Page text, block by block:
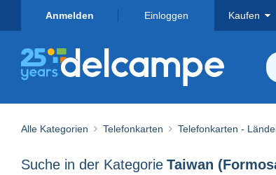
Anmelden Einloggen Kaufen
Alle Kategorien Telefonkarten Telefonkarten -
Suche in der Kategorie Taiwan